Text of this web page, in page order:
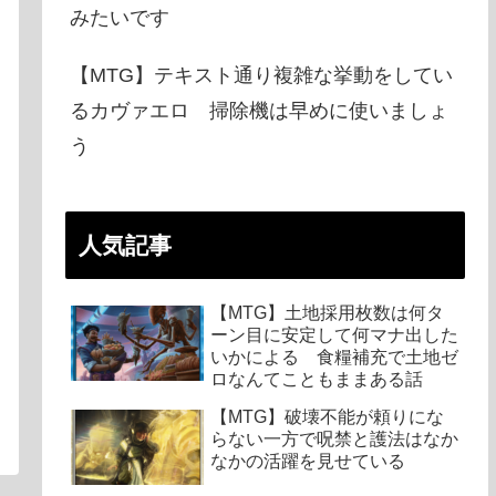
みたいです
【MTG】テキスト通り複雑な挙動をしてい
るカヴァエロ 掃除機は早めに使いましょ
う
人気記事
【MTG】土地採用枚数は何タ
ーン目に安定して何マナ出した
いかによる 食糧補充で土地ゼ
ロなんてこともままある話
【MTG】破壊不能が頼りにな
らない一方で呪禁と護法はなか
なかの活躍を見せている